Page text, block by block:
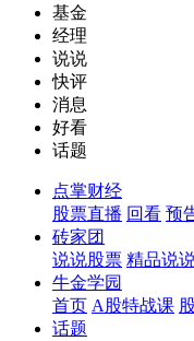
基金
经理
说说
快评
消息
好看
话题
点掌财经
股票直播 回看 预
砖家团
说说股票 精品说
牛金学园
首页 A股特战课
话题